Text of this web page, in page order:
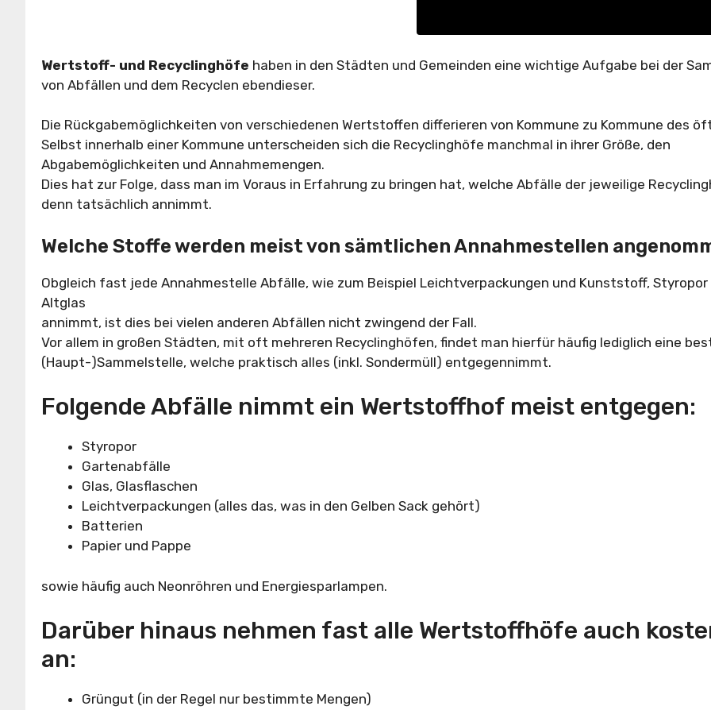
Wertstoff- und Recyclinghöfe haben in den Städten und Gemeinden eine wichtige Aufgabe bei der
von Abfällen und dem Recyclen ebendieser.
Die Rückgabemöglichkeiten von verschiedenen Wertstoffen differieren von Kommune zu Kommune des
Selbst innerhalb einer Kommune unterscheiden sich die Recyclinghöfe manchmal in ihrer Größe, den
Abgabemöglichkeiten und Annahmemengen.
Dies hat zur Folge, dass man im Voraus in Erfahrung zu bringen hat, welche Abfälle der jeweilige
denn tatsächlich annimmt.
Welche Stoffe werden meist von sämtlichen Annahmestellen
Obgleich fast jede Annahmestelle Abfälle, wie zum Beispiel Leichtverpackungen und Kunststoff,
Altglas
annimmt, ist dies bei vielen anderen Abfällen nicht zwingend der Fall.
Vor allem in großen Städten, mit oft mehreren Recyclinghöfen, findet man hierfür häufig lediglich eine
(Haupt-)Sammelstelle, welche praktisch alles (inkl. Sondermüll) entgegennimmt.
Folgende Abfälle nimmt ein Wertstoffhof meist entgegen:
Styropor
Gartenabfälle
Glas, Glasflaschen
Leichtverpackungen (alles das, was in den Gelben Sack gehört)
Batterien
Papier und Pappe
sowie häufig auch Neonröhren und Energiesparlampen.
Darüber hinaus nehmen fast alle Wertstoffhöfe auch
an:
Grüngut (in der Regel nur bestimmte Mengen)